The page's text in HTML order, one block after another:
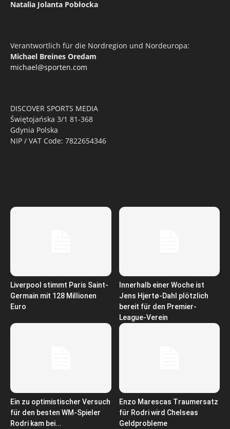
Natalia Jolanta Pobłocka
Verantwortlich für die Nordregion und Nordeuropa:
Michael Breines Oredam
michael@sporten.com
DISCOVER SPORTS MEDIA
Świętojańska 3/1 81-368
Gdynia Polska
NIP / VAT Code: 7822654346
Liverpool stimmt Paris Saint-
Germain mit 128 Millionen
Euro
Innerhalb einer Woche ist
Jens Hjertø-Dahl plötzlich
bereit für den Premier-
League-Verein
Ein zu optimistischer Versuch
für den besten WM-Spieler
Rodri kam bei...
Enzo Marescas Traumersatz
für Rodri wird Chelseas
Geldprobleme